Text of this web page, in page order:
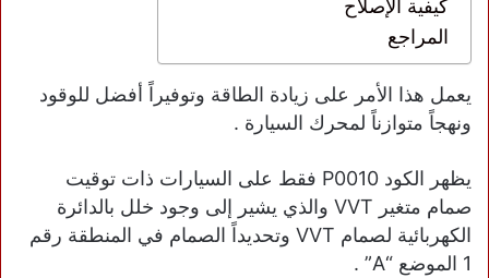
كيفية الإصلاح
المراجع
يعمل هذا الأمر على زيادة الطاقة وتوفيراً أفضل للوقود
ونهجاً متوازناً لمحرك السيارة .
يظهر الكود P0010 فقط على السيارات ذات توقيت
صمام متغير VVT والذي يشير إلى وجود خلل بالدائرة
الكهربائية لصمام VVT وتحديداً الصمام في المنطقة رقم
1 الموضع “A” .